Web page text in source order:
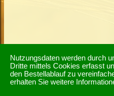
Nutzungsdaten werden durch
Dritte mittels Cookies erfasst
den Bestellablauf zu
erhalten Sie weitere